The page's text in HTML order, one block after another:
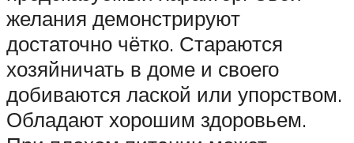
желания демонстрируют
достаточно чётко. Стараются
хозяйничать в доме и своего
добиваются лаской или упорством.
Обладают хорошим здоровьем.